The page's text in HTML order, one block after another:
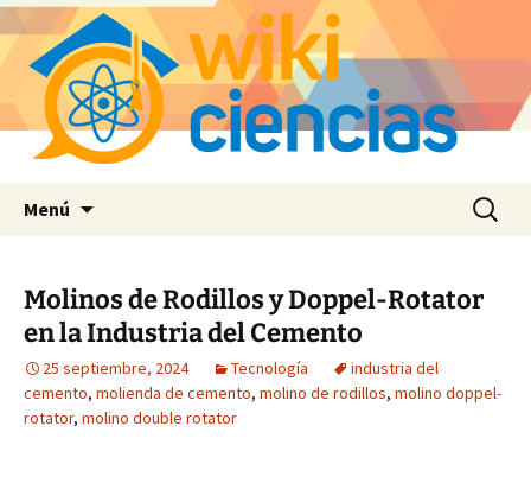
Menú Buscar:
Molinos de Rodillos y Doppel-Rotator
en la Industria del Cemento
25 septiembre, 2024 Tecnología
industria del
cemento, molienda de cemento, molino de rodillos, molino doppel-
rotator, molino double rotator